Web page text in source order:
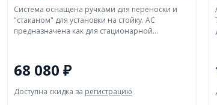
Система оснащена ручками для переноски и
"стаканом" для установки на стойку. АС
предназначена как для стационарной...
68 080 ₽
Доступна скидка за регистрацию